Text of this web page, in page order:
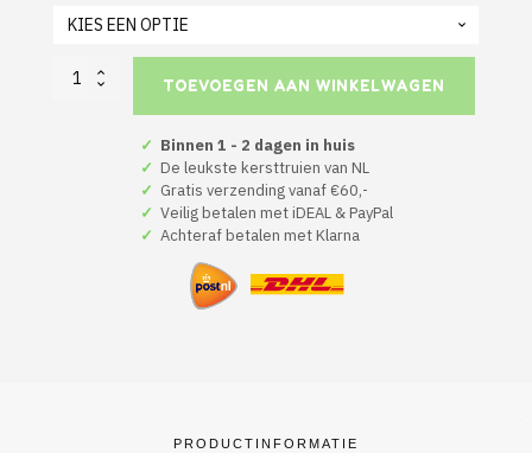
Foute
TOEVOEGEN AAN WINKELWAGEN
✓ Binnen 1 - 2 dagen in huis
✓ De leukste kersttruien van NL
✓ Gratis verzending vanaf €60,-
✓ Veilig betalen met iDEAL & PayPal
✓ Achteraf betalen met Klarna
PRODUCTINFORMATIE